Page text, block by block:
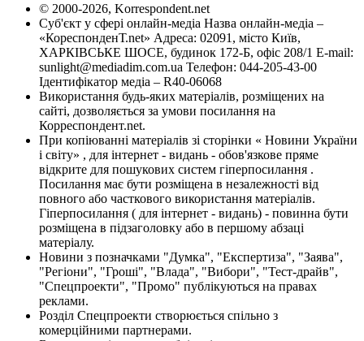
© 2000-2026, Korrespondent.net
Суб'єкт у сфері онлайн-медіа Назва онлайн-медіа –
«КореспонденТ.net» Адреса: 02091, місто Київ,
ХАРКІВСЬКЕ ШОСЕ, будинок 172-Б, офіс 208/1 E-mail:
sunlight@mediadim.com.ua Телефон: 044-205-43-00
Ідентифікатор медіа – R40-06068
Використання будь-яких матеріалів, розміщених на
сайті, дозволяється за умови посилання на
Корреспондент.net.
При копіюванні матеріалів зі сторінки « Новини України
і світу» , для інтернет - видань - обов'язкове пряме
відкрите для пошукових систем гіперпосилання .
Посилання має бути розміщена в незалежності від
повного або часткового використання матеріалів.
Гіперпосилання ( для інтернет - видань) - повинна бути
розміщена в підзаголовку або в першому абзаці
матеріалу.
Новини з позначками "Думка", "Експертиза", "Заява",
"Регіони", "Гроші", "Влада", "Вибори", "Тест-драйв",
"Спецпроекти", "Промо" публікуються на правах
реклами.
Розділ Спецпроекти створюється спільно з
комерційними партнерами.